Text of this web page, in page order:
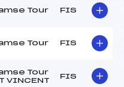
Tour FIS
Tour FIS
Tour
VINCENT
FIS